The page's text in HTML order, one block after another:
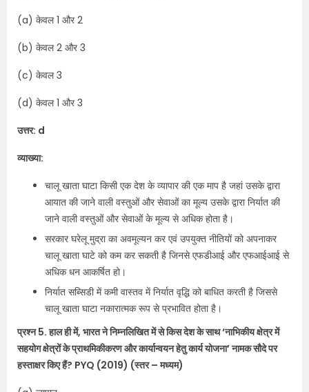
(a) केवल 1 और 2
(b) केवल 2 और 3
(c) केवल 3
(d) केवल 1 और 3
उत्तर: d
व्याख्या:
चालू खाता घाटा किसी एक देश के व्यापार की एक माप है जहां उसके द्वारा
आयात की जाने वाली वस्तुओं और सेवाओं का मूल्य उसके द्वारा निर्यात की
जाने वाली वस्तुओं और सेवाओं के मूल्य से अधिक होता है।
सरकार घरेलू मुद्रा का अवमूल्यन कर एवं उपयुक्त नीतियों को अपनाकर
चालू खाता घाटे को कम कर सकती है जिनसे एफडीआई और एफआईआई से
अधिक धन आकर्षित हो।
निर्यात सब्सिडी में कमी वास्तव में निर्यात वृद्धि को बाधित करती है जिससे
चालू खाता घाटा नकारात्मक रूप से प्रभावित होता है।
प्रश्न 5. हाल ही में, भारत ने निम्नलिखित में से किस देश के साथ ‘नाभिकीय क्षेत्र में
सहयोग क्षेत्रों के प्राथमिकीकरण और कार्यान्वयन हेतु कार्य योजना’ नामक सौदे पर
हस्ताक्षर किए हैं? PYQ (2019) (स्तर – मध्यम)